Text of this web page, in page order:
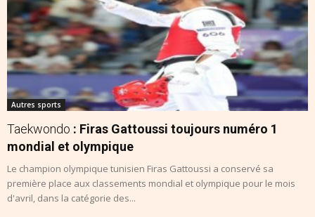
Autres sports
Taekwondo : Firas Gattoussi toujours numéro 1
mondial et olympique
Le champion olympique tunisien Firas Gattoussi a conservé sa
première place aux classements mondial et olympique pour le mois
d'avril, dans la catégorie des...